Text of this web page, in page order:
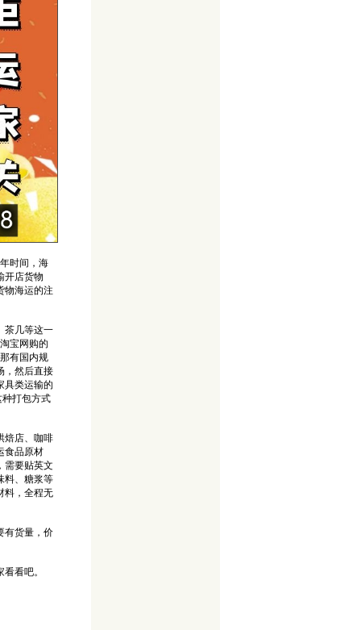
时间，海
开店货物
物海运的注
茶几等这一
宝网购的
有国内规
，然后直接
具类运输的
打包方式
焙店、咖啡
食品原材
需要贴英文
料、糖浆等
料，全程无
有货量，价
看吧。